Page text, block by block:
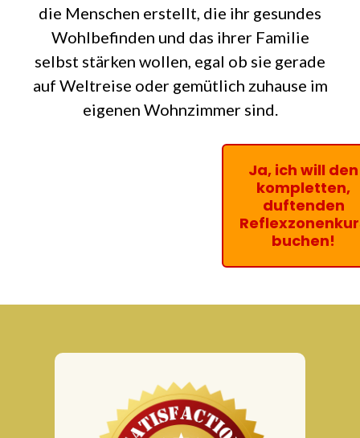
die Menschen erstellt, die ihr gesundes
Wohlbefinden und das ihrer Familie
selbst stärken wollen, egal ob sie gerade
auf Weltreise oder gemütlich zuhause im
eigenen Wohnzimmer sind.
Ja, ich will den
kompletten,
duftenden
buchen!